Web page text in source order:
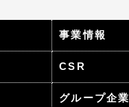
事業情報
CSR
グループ企業